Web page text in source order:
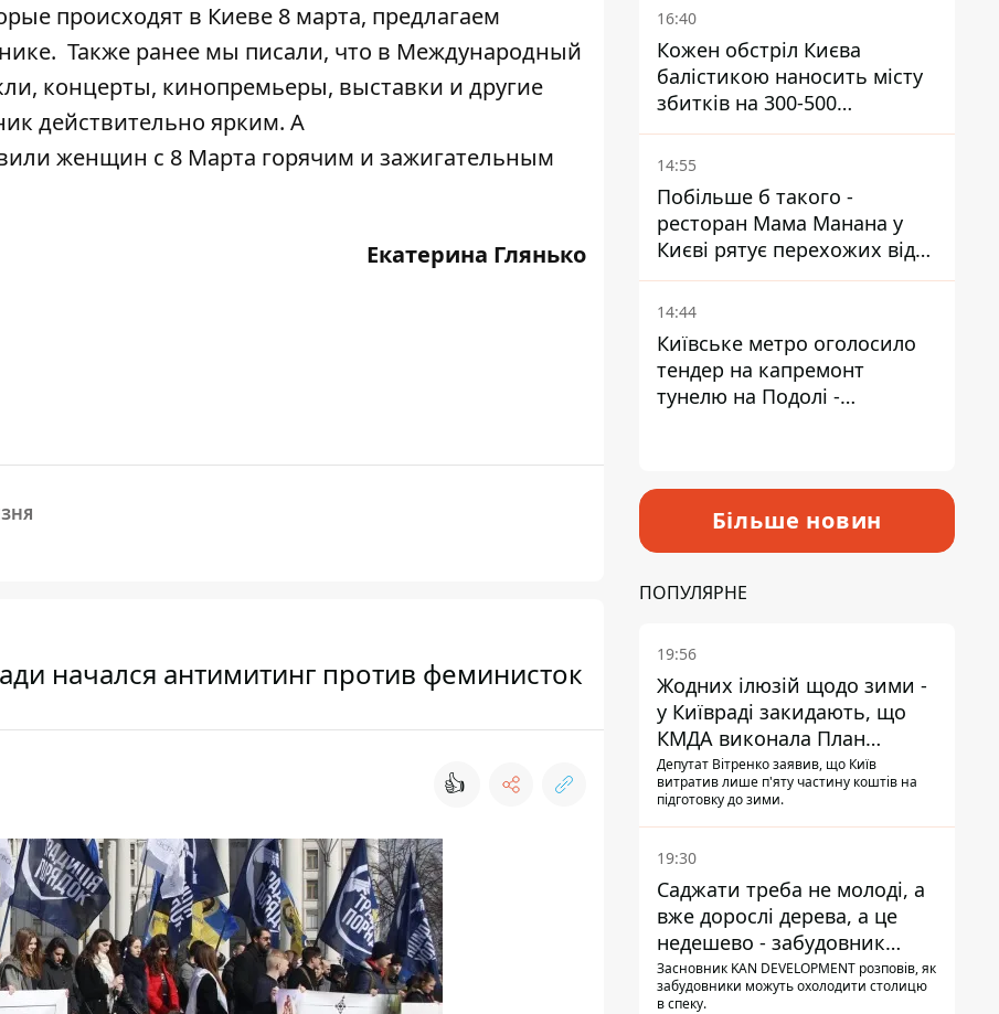
происходят в Киеве 8 марта, предлагаем
Также ранее мы писали, что в Международный
, концерты, кинопремьеры, выставки и другие
действительно ярким. А
женщин с 8 Марта горячим и зажигательным
Екатерина Глянько
начался антимитинг против феминисток
👍
16:40
Кожен обстріл Києва
балістикою наносить місту
збитків на 300-500
мільйонів - Петро
Пантелеєв
14:55
Побільше б такого -
ресторан Мама Манана у
Києві рятує перехожих від
спеки
14:44
Київське метро оголосило
тендер на капремонт
тунелю на Подолі -
Більше новин
ПОПУЛЯРНЕ
19:56
Жодних ілюзій щодо зими -
у Київраді закидають, що
КМДА виконала План
стійкості на 20%
Депутат Вітренко заявив, що Київ
витратив лише п'яту частину коштів на
підготовку до зими.
19:30
Саджати треба не молоді, а
вже дорослі дерева, а це
недешево - забудовник
Ніконов
Засновник KAN DEVELOPMENT розповів, як
забудовники можуть охолодити столицю
в спеку.